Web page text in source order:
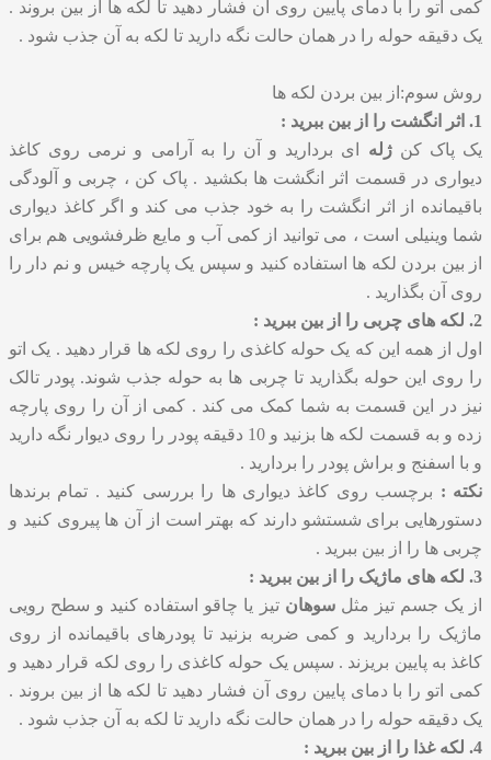
کمی اتو را با دمای پایین روی آن فشار دهید تا لکه ها از بین بروند .
یک دقیقه حوله را در همان حالت نگه دارید تا لکه به آن جذب شود .
روش سوم:از بین بردن لکه ها
1. اثر انگشت را از بین ببرید :
یک پاک کنژله ای بردارید و آن را به آرامی و نرمی روی کاغذ
دیواری در قسمت اثر انگشت ها بکشید . پاک کن ، چربی و آلودگی
باقیمانده از اثر انگشت را به خود جذب می کند و اگر کاغذ دیواری
شما وینیلی است ، می توانید از کمی آب و مایع ظرفشویی هم برای
از بین بردن لکه ها استفاده کنید و سپس یک پارچه خیس و نم دار را
روی آن بگذارید .
2. لکه های چربی را از بین ببرید :
اول از همه این که یک حوله کاغذی را روی لکه ها قرار دهید . یک اتو
را روی این حوله بگذارید تا چربی ها به حوله جذب شوند. پودر تالک
نیز در این قسمت به شما کمک می کند . کمی از آن را روی پارچه
زده و به قسمت لکه ها بزنید و 10 دقیقه پودر را روی دیوار نگه دارید
و با اسفنج و براش پودر را بردارید .
نکته : برچسب روی کاغذ دیواری ها را بررسی کنید . تمام برندها
دستورهایی برای شستشو دارند که بهتر است از آن ها پیروی کنید و
چربی ها را از بین ببرید .
3. لکه های ماژیک را از بین ببرید :
از یک جسم تیز مثلسوهان تیز یا چاقو استفاده کنید و سطح رویی
ماژیک را بردارید و کمی ضربه بزنید تا پودرهای باقیمانده از روی
کاغذ به پایین بریزند . سپس یک حوله کاغذی را روی لکه قرار دهید و
کمی اتو را با دمای پایین روی آن فشار دهید تا لکه ها از بین بروند .
یک دقیقه حوله را در همان حالت نگه دارید تا لکه به آن جذب شود .
4. لکه غذا را از بین ببرید :